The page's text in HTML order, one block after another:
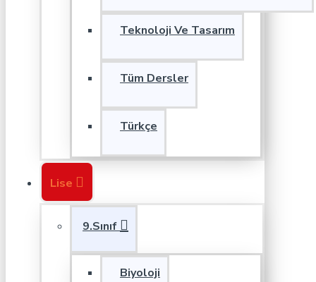
Teknoloji Ve Tasarım
Tüm Dersler
Türkçe
Lise
9.Sınıf
Biyoloji